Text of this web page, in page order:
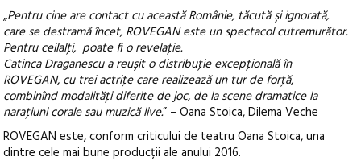
„Pentru cine are contact cu această Românie, tăcută şi ignorată,
care se destramă încet, ROVEGAN este un spectacol cutremurător.
Pentru ceilalţi, poate fi o revelaţie.
Catinca Draganescu a reuşit o distribuţie excepţională în
ROVEGAN, cu trei actriţe care realizează un tur de forţă,
combinînd modalităţi diferite de joc, de la scene dramatice la
naraţiuni corale sau muzică live.” – Oana Stoica, Dilema Veche
ROVEGAN este, conform criticului de teatru Oana Stoica, una
dintre cele mai bune producții ale anului 2016.